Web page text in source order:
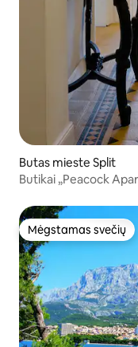
Butas mieste Split
Butikai „Peacock
Mėgstamas svečių
Mėgstamas svečių